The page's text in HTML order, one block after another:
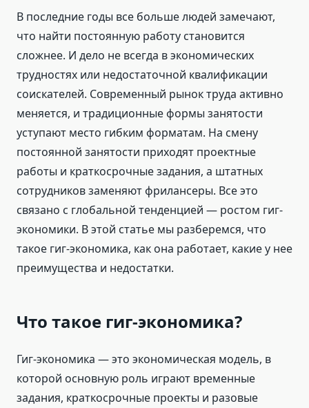
В последние годы все больше людей замечают,
что найти постоянную работу становится
сложнее. И дело не всегда в экономических
трудностях или недостаточной квалификации
соискателей. Современный рынок труда активно
меняется, и традиционные формы занятости
уступают место гибким форматам. На смену
постоянной занятости приходят проектные
работы и краткосрочные задания, а штатных
сотрудников заменяют фрилансеры. Все это
связано с глобальной тенденцией — ростом гиг-
экономики. В этой статье мы разберемся, что
такое гиг-экономика, как она работает, какие у нее
преимущества и недостатки.
Что такое гиг-экономика?
Гиг-экономика — это экономическая модель, в
которой основную роль играют временные
задания, краткосрочные проекты и разовые